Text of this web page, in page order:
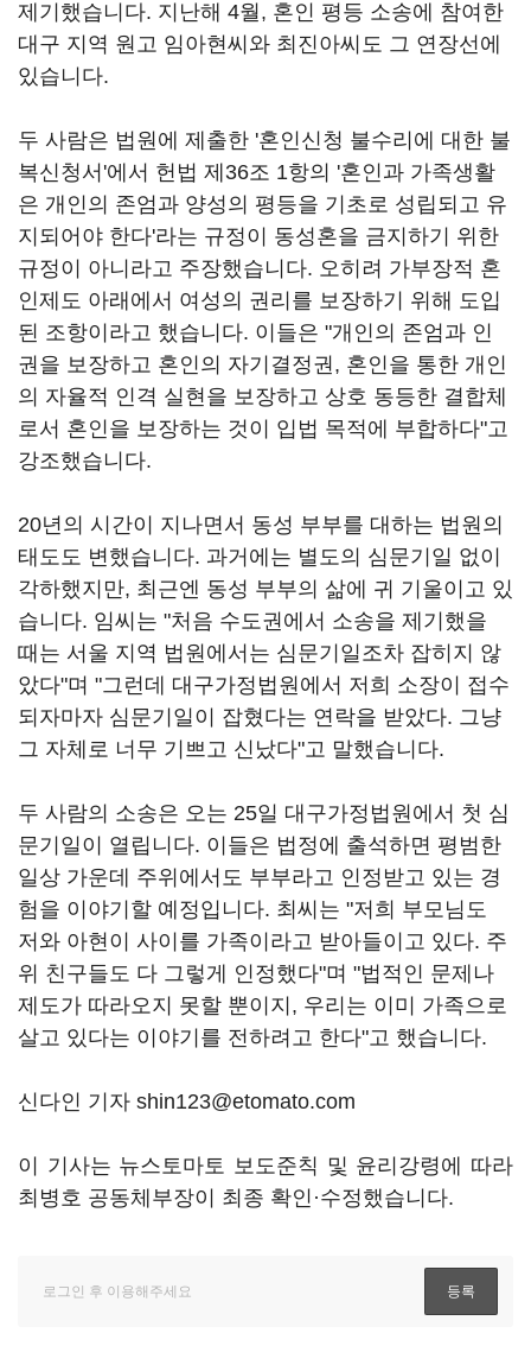
제기했습니다. 지난해 4월, 혼인 평등 소송에 참여한
대구 지역 원고 임아현씨와 최진아씨도 그 연장선에
있습니다.
두 사람은 법원에 제출한 '혼인신청 불수리에 대한 불
복신청서'에서 헌법 제36조 1항의 '혼인과 가족생활
은 개인의 존엄과 양성의 평등을 기초로 성립되고 유
지되어야 한다'라는 규정이 동성혼을 금지하기 위한
규정이 아니라고 주장했습니다. 오히려 가부장적 혼
인제도 아래에서 여성의 권리를 보장하기 위해 도입
된 조항이라고 했습니다. 이들은 "개인의 존엄과 인
권을 보장하고 혼인의 자기결정권, 혼인을 통한 개인
의 자율적 인격 실현을 보장하고 상호 동등한 결합체
로서 혼인을 보장하는 것이 입법 목적에 부합하다"고
강조했습니다.
20년의 시간이 지나면서 동성 부부를 대하는 법원의
태도도 변했습니다. 과거에는 별도의 심문기일 없이
각하했지만, 최근엔 동성 부부의 삶에 귀 기울이고 있
습니다. 임씨는 "처음 수도권에서 소송을 제기했을
때는 서울 지역 법원에서는 심문기일조차 잡히지 않
았다"며 "그런데 대구가정법원에서 저희 소장이 접수
되자마자 심문기일이 잡혔다는 연락을 받았다. 그냥
그 자체로 너무 기쁘고 신났다"고 말했습니다.
두 사람의 소송은 오는 25일 대구가정법원에서 첫 심
문기일이 열립니다. 이들은 법정에 출석하면 평범한
일상 가운데 주위에서도 부부라고 인정받고 있는 경
험을 이야기할 예정입니다. 최씨는 "저희 부모님도
저와 아현이 사이를 가족이라고 받아들이고 있다. 주
위 친구들도 다 그렇게 인정했다"며 "법적인 문제나
제도가 따라오지 못할 뿐이지, 우리는 이미 가족으로
살고 있다는 이야기를 전하려고 한다"고 했습니다.
신다인 기자 shin123@etomato.com
이 기사는 뉴스토마토 보도준칙 및 윤리강령에 따라
최병호 공동체부장이 최종 확인·수정했습니다.